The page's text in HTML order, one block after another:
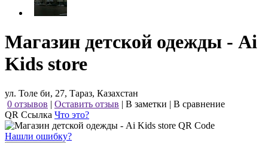
Магазин детской одежды - Ai
Kids store
ул. Толе би, 27, Тараз, Казахстан
0 отзывов | Оставить отзыв | В заметки | В сравнение
QR Ссылка Что это?
Нашли ошибку?